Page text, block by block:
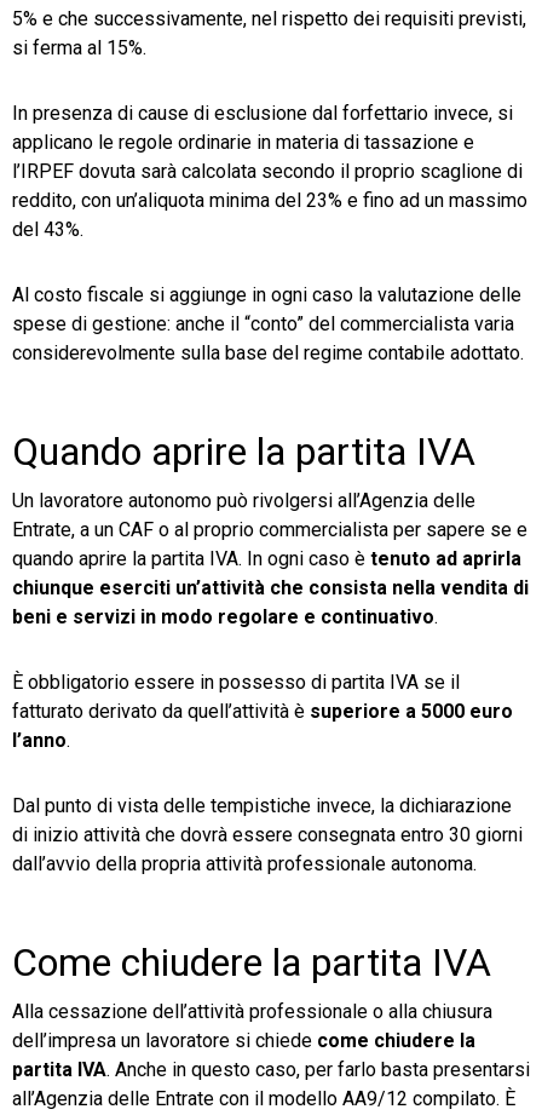
5% e che successivamente, nel rispetto dei requisiti previsti,
si ferma al 15%.
In presenza di cause di esclusione dal forfettario invece, si
applicano le regole ordinarie in materia di tassazione e
l’IRPEF dovuta sarà calcolata secondo il proprio scaglione di
reddito, con un’aliquota minima del 23% e fino ad un massimo
del 43%.
Al costo fiscale si aggiunge in ogni caso la valutazione delle
spese di gestione: anche il “conto” del commercialista varia
considerevolmente sulla base del regime contabile adottato.
Quando aprire la partita IVA
Un lavoratore autonomo può rivolgersi all’Agenzia delle
Entrate, a un CAF o al proprio commercialista per sapere se e
quando aprire la partita IVA. In ogni caso è tenuto ad aprirla
chiunque eserciti un’attività che consista nella vendita di
beni e servizi in modo regolare e continuativo.
È obbligatorio essere in possesso di partita IVA se il
fatturato derivato da quell’attività è superiore a 5000 euro
l’anno.
Dal punto di vista delle tempistiche invece, la dichiarazione
di inizio attività che dovrà essere consegnata entro 30 giorni
dall’avvio della propria attività professionale autonoma.
Come chiudere la partita IVA
Alla cessazione dell’attività professionale o alla chiusura
dell’impresa un lavoratore si chiede come chiudere la
partita IVA. Anche in questo caso, per farlo basta presentarsi
all’Agenzia delle Entrate con il modello AA9/12 compilato. È